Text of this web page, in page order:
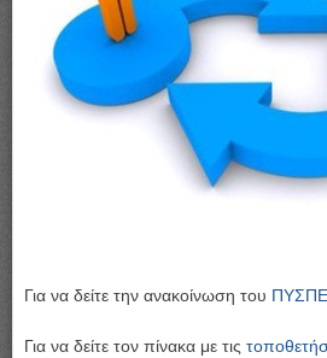
Για να δείτε την ανακοίνωση του ΠΥΣΠΕ
Για να δείτε τον πίνακα με τις